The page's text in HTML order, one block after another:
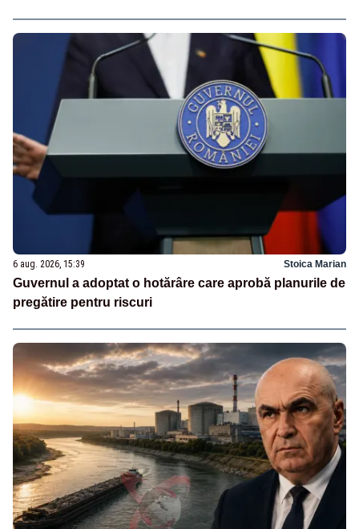
6 aug. 2026, 15:39 Stoica Marian
Guvernul a adoptat o hotărâre care aprobă planurile de
pregătire pentru riscuri